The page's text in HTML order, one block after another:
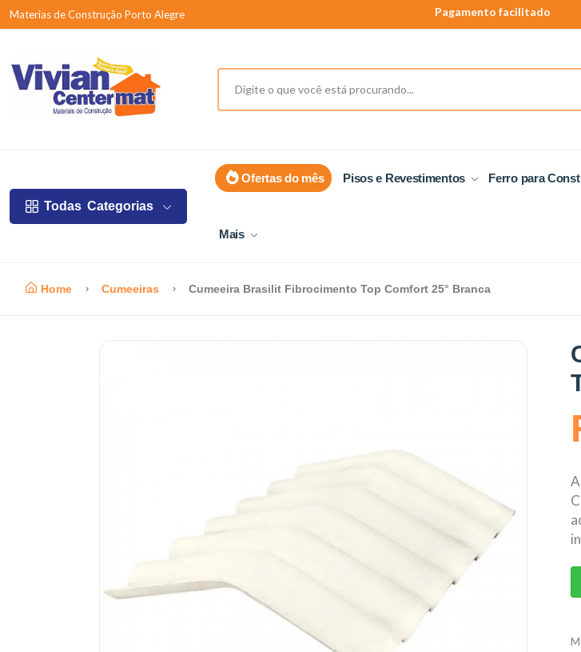
Materias de Construção Porto Alegre
Pagamento facilitado
Todas Categorias
Ofertas do mês Pisos e Revestimentos Ferro para
Mais
Home Cumeeiras Cumeeira Brasilit Fibrocimento Top Comfort 25° Branca